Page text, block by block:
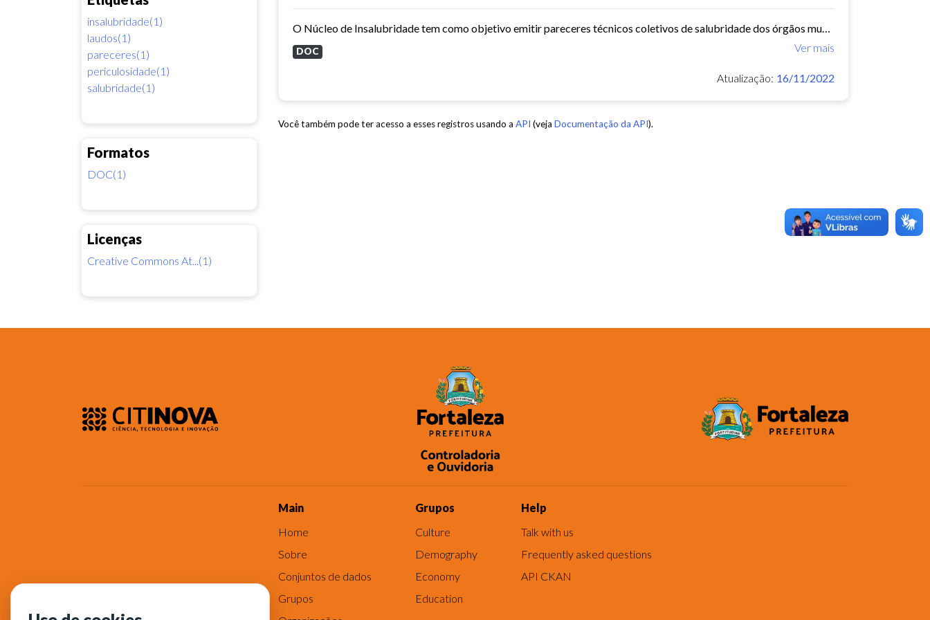
insalubridade(1)
laudos(1)
pareceres(1)
periculosidade(1)
salubridade(1)
Formatos
DOC(1)
Licenças
Creative Commons At...(1)
O Núcleo de Insalubridade tem como objetivo emitir pareceres técnicos coletivos de salubridade dos órgãos municipais e pareceres técnicos individuais dos servidores que postulem...
Ver mais
DOC
Atualização: 16/11/2022
Você também pode ter acesso a esses registros usando a API (veja Documentação da API).
Main
Home
Sobre
Conjuntos de dados
Grupos
Grupos
Culture
Demography
Economy
Education
Help
Talk with us
Frequently asked questions
API CKAN